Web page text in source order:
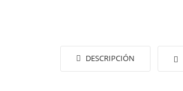
DESCRIPCIÓN